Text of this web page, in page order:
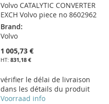
Volvo CATALYTIC CONVERTER
EXCH Volvo piece no 8602962
Brand:
Volvo
1 005,73 €
831,18 €
vérifier le délai de livraison
dans les détails du produit
Voorraad info